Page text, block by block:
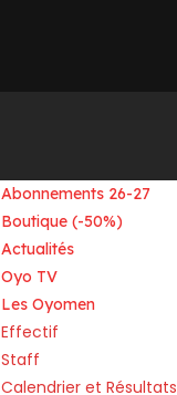
Abonnements 26-27
Boutique (-50%)
Actualités
Oyo TV
Les Oyomen
Effectif
Staff
Calendrier et Résultats